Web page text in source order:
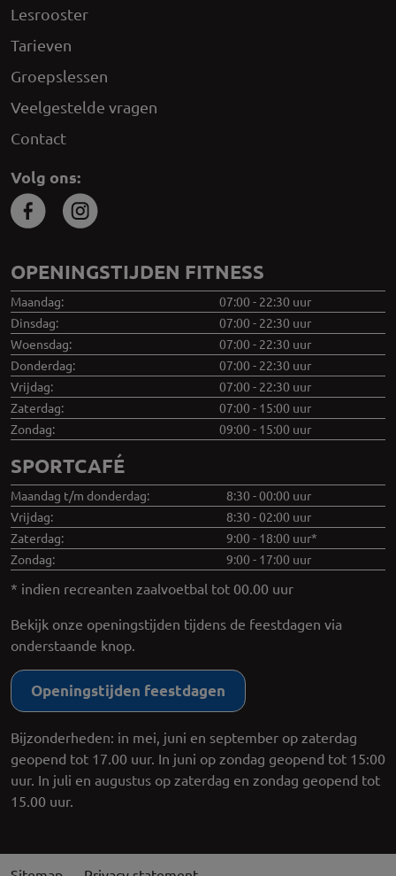
Lesrooster
Tarieven
Groepslessen
Veelgestelde vragen
Contact
Volg ons:
OPENINGSTIJDEN FITNESS
Maandag:
07:00 - 22:30 uur
Dinsdag:
07:00 - 22:30 uur
Woensdag:
07:00 - 22:30 uur
Donderdag:
07:00 - 22:30 uur
Vrijdag:
07:00 - 22:30 uur
Zaterdag:
07:00 - 15:00 uur
Zondag:
09:00 - 15:00 uur
SPORTCAFÉ
Maandag t/m donderdag:
8:30 - 00:00 uur
Vrijdag:
8:30 - 02:00 uur
Zaterdag:
9:00 - 18:00 uur*
Zondag:
9:00 - 17:00 uur
* indien recreanten zaalvoetbal tot 00.00 uur
Bekijk onze openingstijden tijdens de feestdagen via
onderstaande knop.
Openingstijden feestdagen
Bijzonderheden: in mei, juni en september op zaterdag
geopend tot 17.00 uur. In juni op zondag geopend tot 15:00
uur. In juli en augustus op zaterdag en zondag geopend tot
15.00 uur.